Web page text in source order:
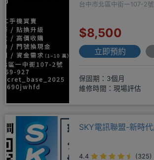
台中市北區中街一107-2號
$8,500
立即預約
保固期：3個月
維修時間：現場評估
SKY電訊聯盟-新時
4.4 (325)